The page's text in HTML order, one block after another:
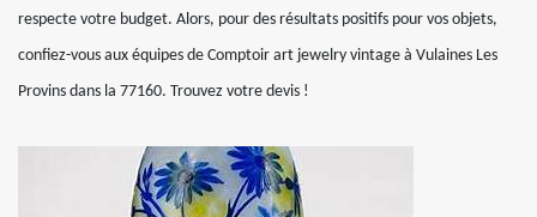
respecte votre budget. Alors, pour des résultats positifs pour vos objets,
confiez-vous aux équipes de Comptoir art jewelry vintage à Vulaines Les
Provins dans la 77160. Trouvez votre devis !